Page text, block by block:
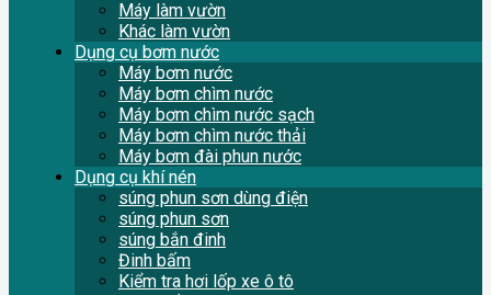
Máy làm vườn
Khác làm vườn
Dụng cụ bơm nước
Máy bơm nước
Máy bơm chìm nước
Máy bơm chìm nước sạch
Máy bơm chìm nước thải
Máy bơm đài phun nước
Dụng cụ khí nén
súng phun sơn dùng điện
súng phun sơn
súng bắn đinh
Đinh bấm
Kiểm tra hơi lốp xe ô tô